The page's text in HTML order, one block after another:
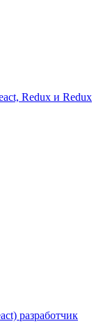
Redux и Redux
разработчик